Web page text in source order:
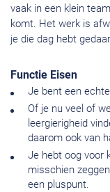
vaak in een klein
komt. Het werk is
je die dag hebt
Functie Eisen
Je bent een
Of je nu veel of
leergierigheid
daarom ook van
Je hebt oog voor
misschien
een pluspunt.